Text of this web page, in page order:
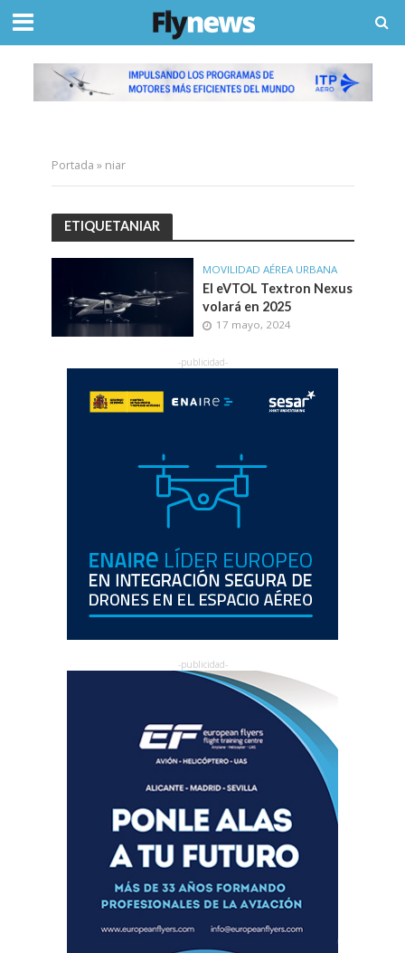
Portada » niar
ETIQUETANIAR
MOVILIDAD AÉREA URBANA
El eVTOL Textron Nexus
volará en 2025
17 mayo, 2024